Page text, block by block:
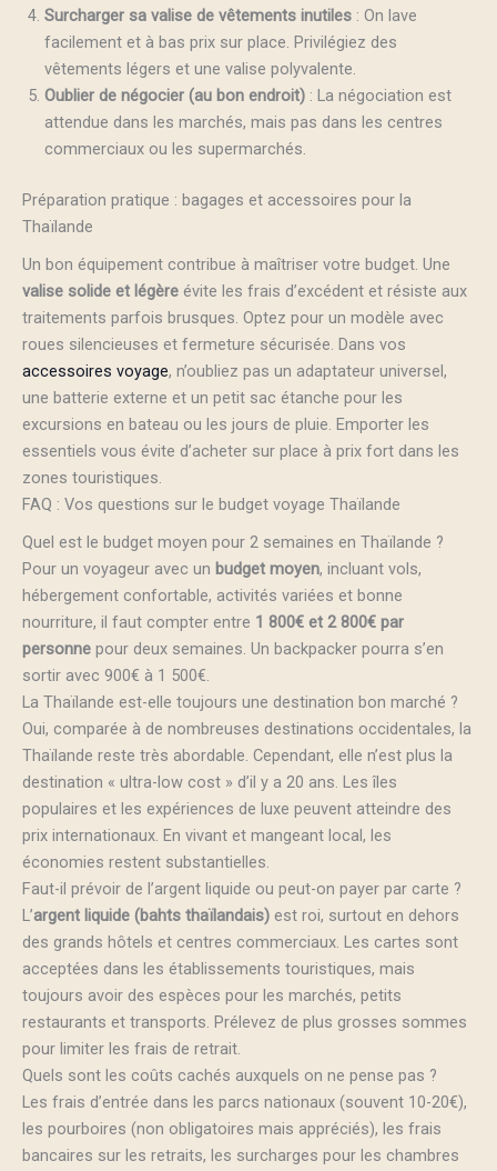
Surcharger sa valise de vêtements inutiles : On lave
facilement et à bas prix sur place. Privilégiez des
vêtements légers et une valise polyvalente.
Oublier de négocier (au bon endroit) : La négociation est
attendue dans les marchés, mais pas dans les centres
commerciaux ou les supermarchés.
Préparation pratique : bagages et accessoires pour la
Thaïlande
Un bon équipement contribue à maîtriser votre budget. Une
valise solide et légère évite les frais d’excédent et résiste aux
traitements parfois brusques. Optez pour un modèle avec
roues silencieuses et fermeture sécurisée. Dans vos
accessoires voyage, n’oubliez pas un adaptateur universel,
une batterie externe et un petit sac étanche pour les
excursions en bateau ou les jours de pluie. Emporter les
essentiels vous évite d’acheter sur place à prix fort dans les
zones touristiques.
FAQ : Vos questions sur le budget voyage Thaïlande
Quel est le budget moyen pour 2 semaines en Thaïlande ?
Pour un voyageur avec un budget moyen, incluant vols,
hébergement confortable, activités variées et bonne
nourriture, il faut compter entre 1 800€ et 2 800€ par
personne pour deux semaines. Un backpacker pourra s’en
sortir avec 900€ à 1 500€.
La Thaïlande est-elle toujours une destination bon marché ?
Oui, comparée à de nombreuses destinations occidentales, la
Thaïlande reste très abordable. Cependant, elle n’est plus la
destination « ultra-low cost » d’il y a 20 ans. Les îles
populaires et les expériences de luxe peuvent atteindre des
prix internationaux. En vivant et mangeant local, les
économies restent substantielles.
Faut-il prévoir de l’argent liquide ou peut-on payer par carte ?
L’argent liquide (bahts thaïlandais) est roi, surtout en dehors
des grands hôtels et centres commerciaux. Les cartes sont
acceptées dans les établissements touristiques, mais
toujours avoir des espèces pour les marchés, petits
restaurants et transports. Prélevez de plus grosses sommes
pour limiter les frais de retrait.
Quels sont les coûts cachés auxquels on ne pense pas ?
Les frais d’entrée dans les parcs nationaux (souvent 10-20€),
les pourboires (non obligatoires mais appréciés), les frais
bancaires sur les retraits, les surcharges pour les chambres